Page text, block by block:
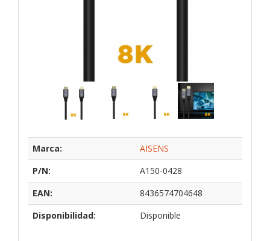
Marca:
AISENS
P/N:
A150-0428
EAN:
8436574704648
Disponibilidad:
Disponible